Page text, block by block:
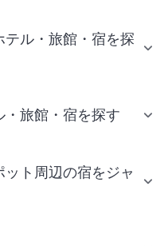
ル・旅館・宿を探
旅館・宿を探す
ト周辺の宿をジャ